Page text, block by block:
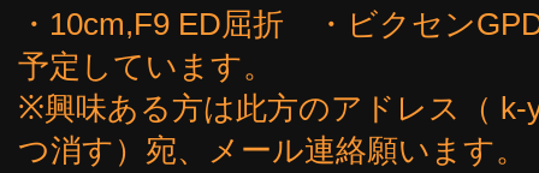
・10cm,F9 ED屈折 ・ビクセン
予定しています。
※興味ある方は此方のアドレス（ k-
つ消す）宛、メール連絡願います